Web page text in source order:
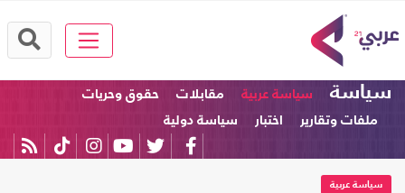
سياسة سياسة عربية مقابلات
حقوق وحريات
ملفات وتقارير
اختبار سياسة دولية
سياسة عربية